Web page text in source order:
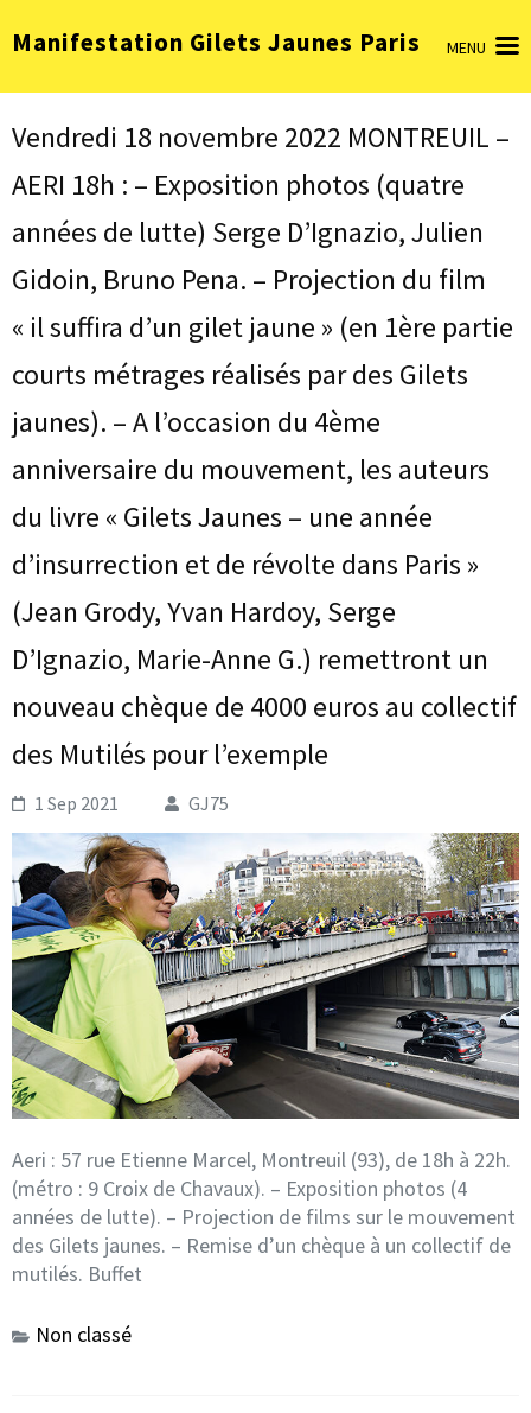
au
(Pressez
Entrée)
Manifestation Gilets Jaunes Paris MENU
Vendredi 18 novembre 2022 MONTREUIL –
AERI 18h : – Exposition photos (quatre
années de lutte) Serge D’Ignazio, Julien
Gidoin, Bruno Pena. – Projection du film
« il suffira d’un gilet jaune » (en 1ère partie
courts métrages réalisés par des Gilets
jaunes). – A l’occasion du 4ème
anniversaire du mouvement, les auteurs
du livre « Gilets Jaunes – une année
d’insurrection et de révolte dans Paris »
(Jean Grody, Yvan Hardoy, Serge
D’Ignazio, Marie-Anne G.) remettront un
nouveau chèque de 4000 euros au collectif
des Mutilés pour l’exemple
1 Sep 2021 GJ75
Aeri : 57 rue Etienne Marcel, Montreuil (93), de 18h à 22h.
(métro : 9 Croix de Chavaux). – Exposition photos (4
années de lutte). – Projection de films sur le mouvement
des Gilets jaunes. – Remise d’un chèque à un collectif de
mutilés. Buffet
Non classé